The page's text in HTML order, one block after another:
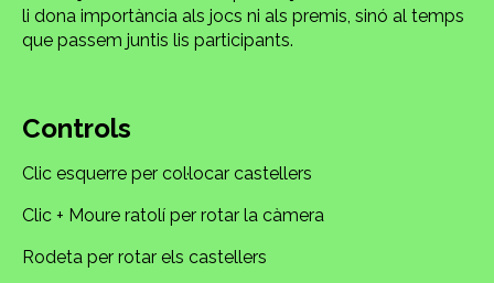
li dona importància als jocs ni als premis, sinó al temps
que passem juntis lis participants.
Controls
Clic esquerre per col·locar castellers
Clic + Moure ratolí per rotar la càmera
Rodeta per rotar els castellers